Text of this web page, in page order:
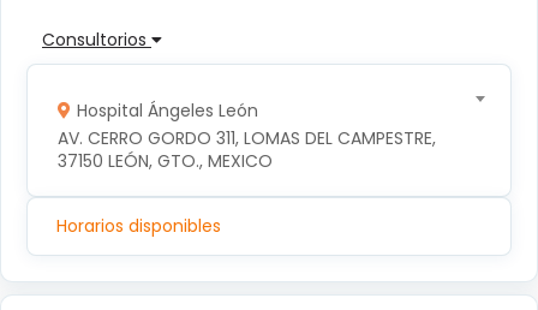
Consultorios
Hospital Ángeles León
AV. CERRO GORDO 311, LOMAS DEL CAMPESTRE,
37150 LEÓN, GTO., MEXICO
Horarios disponibles